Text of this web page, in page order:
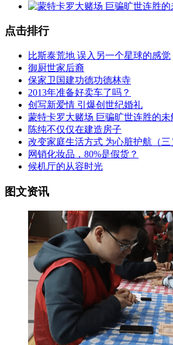
点击排行
比斯泰荒地 误入另一个星球的感觉
御厨世家后裔
保家卫国建功德功德林寺
2013年准备好卖车了吗？
创写新爱情 引爆创世纪婚礼
蒙特卡罗大赌场 巨骗旷世连胜的未
陈纯不仅仅在建造房子
改变家庭生活方式 为心脏护航（三
网销化妆品，80%是假货？
候机厅的从容时光
图文资讯